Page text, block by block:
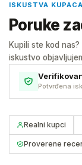
ISKUSTVA KUPACA
Poruke
Kupili ste kod
iskustvo
Potvrđena
Realni kupci
Proverene